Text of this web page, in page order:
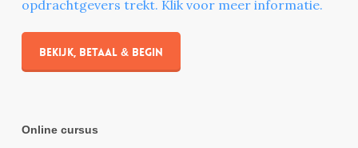
opdrachtgevers trekt. Klik voor meer informatie.
Bekijk, betaal & begin
Online cursus